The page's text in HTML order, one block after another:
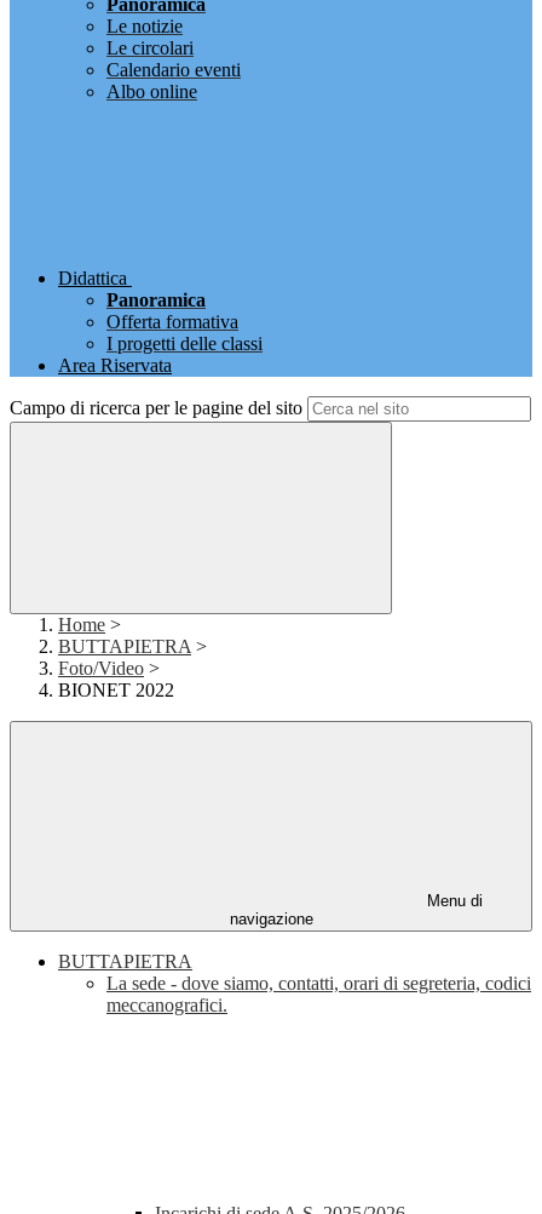
Panoramica
Le notizie
Le circolari
Calendario eventi
Albo online
Didattica
Panoramica
Offerta formativa
I progetti delle classi
Area Riservata
Campo di ricerca per le pagine del sito
Home >
BUTTAPIETRA >
Foto/Video >
BIONET 2022
Menu di
navigazione
BUTTAPIETRA
La sede - dove siamo, contatti, orari di segreteria, codici
meccanografici.